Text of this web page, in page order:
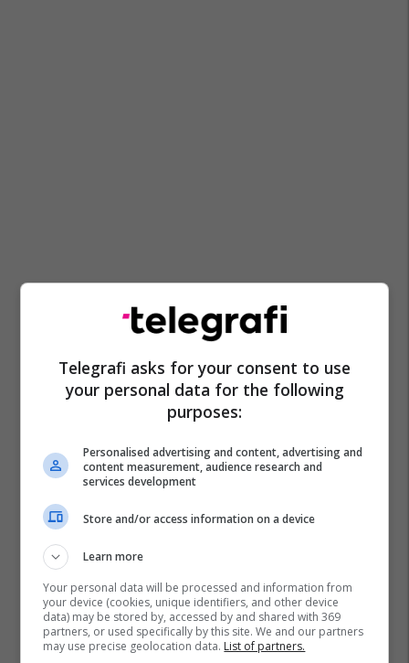
Telegrafi asks for your consent to use
your personal data for the following
purposes:
Personalised advertising and content, advertising and
content measurement, audience research and
services development
Store and/or access information on a device
Learn more
Your personal data will be processed and information from
your device (cookies, unique identifiers, and other device
data) may be stored by, accessed by and shared with 369
partners, or used specifically by this site. We and our partners
may use precise geolocation data. List of partners.